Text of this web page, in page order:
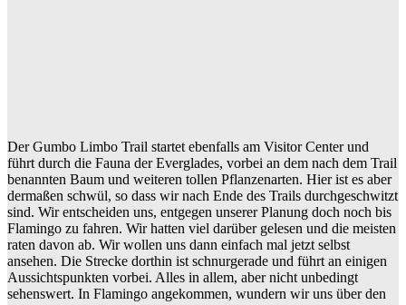
Der Gumbo Limbo Trail startet ebenfalls am Visitor Center und
führt durch die Fauna der Everglades, vorbei an dem nach dem Trail
benannten Baum und weiteren tollen Pflanzenarten. Hier ist es aber
dermaßen schwül, so dass wir nach Ende des Trails durchgeschwitzt
sind. Wir entscheiden uns, entgegen unserer Planung doch noch bis
Flamingo zu fahren. Wir hatten viel darüber gelesen und die meisten
raten davon ab. Wir wollen uns dann einfach mal jetzt selbst
ansehen. Die Strecke dorthin ist schnurgerade und führt an einigen
Aussichtspunkten vorbei. Alles in allem, aber nicht unbedingt
sehenswert. In Flamingo angekommen, wundern wir uns über den